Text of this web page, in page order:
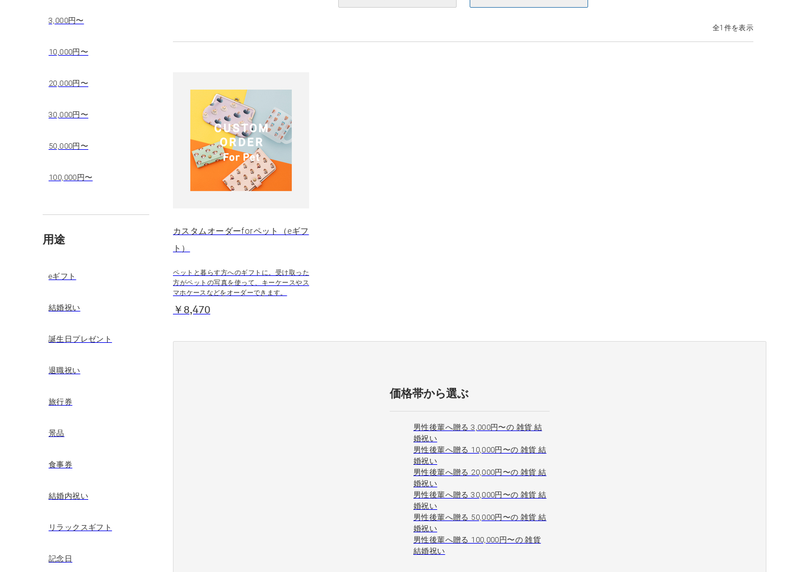
3,000円〜
10,000円〜
20,000円〜
30,000円〜
50,000円〜
100,000円〜
用途
eギフト
結婚祝い
誕生日プレゼント
退職祝い
旅行券
景品
食事券
結婚内祝い
リラックスギフト
記念日
全1件を表示
カスタムオーダーforペット（eギフ
ト）
ペットと暮らす方へのギフトに。受け取った
方がペットの写真を使って、キーケースやス
マホケースなどをオーダーできます。
￥8,470
価格帯から選ぶ
男性後輩へ贈る 3,000円〜の 雑貨 結
婚祝い
男性後輩へ贈る 10,000円〜の 雑貨 結
婚祝い
男性後輩へ贈る 20,000円〜の 雑貨 結
婚祝い
男性後輩へ贈る 30,000円〜の 雑貨 結
婚祝い
男性後輩へ贈る 50,000円〜の 雑貨 結
婚祝い
男性後輩へ贈る 100,000円〜の 雑貨
結婚祝い